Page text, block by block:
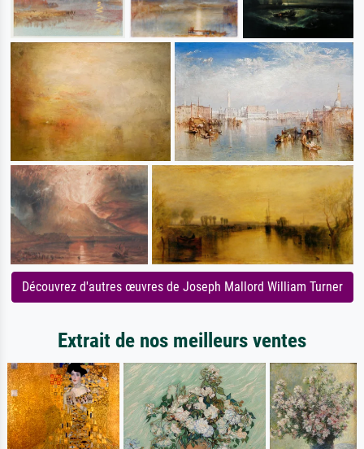
Découvrez d'autres œuvres de Joseph Mallord William Turner
Extrait de nos meilleurs ventes